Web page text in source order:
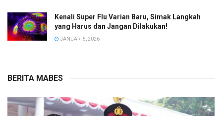
Kenali Super Flu Varian Baru, Simak Langkah
yang Harus dan Jangan Dilakukan!
JANUARI 5, 2026
BERITA MABES